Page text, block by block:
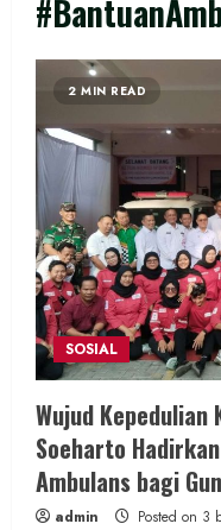
2 MIN READ
SOSIAL
Wujud
Soeharto
Ambulans bagi
admin Posted on 3